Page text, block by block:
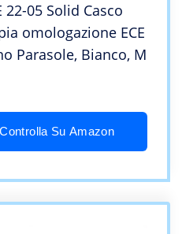
22-05 Solid Casco
omologazione ECE
Parasole, Bianco, M
Controlla Su Amazon